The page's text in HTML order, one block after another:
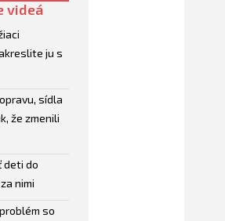
videá
ju s
sídla
že zmenili
deti do
nimi
so